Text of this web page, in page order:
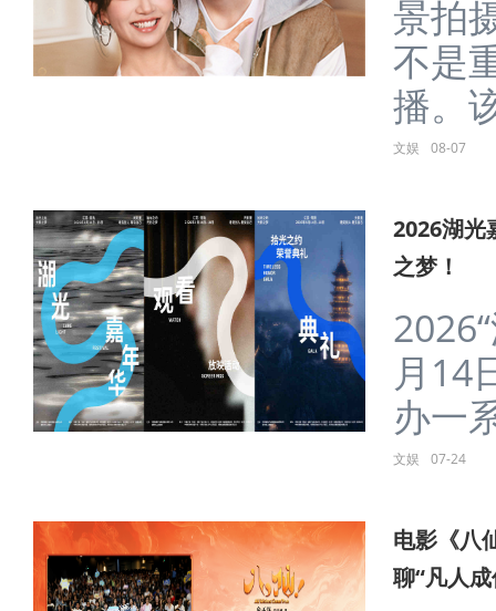
景拍
不是
播。
文娱 08-07
2026湖光
之梦！
月14
办一
文娱 07-24
电影《八
聊“凡人